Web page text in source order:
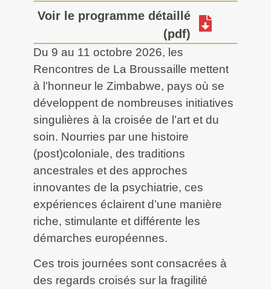
Voir le programme détaillé
(pdf)
Du 9 au 11 octobre 2026, les
Rencontres de La Broussaille mettent
à l’honneur le Zimbabwe, pays où se
développent de nombreuses initiatives
singulières à la croisée de l’art et du
soin. Nourries par une histoire
(post)coloniale, des traditions
ancestrales et des approches
innovantes de la psychiatrie, ces
expériences éclairent d’une manière
riche, stimulante et différente les
démarches européennes.
Ces trois journées sont consacrées à
des regards croisés sur la fragilité